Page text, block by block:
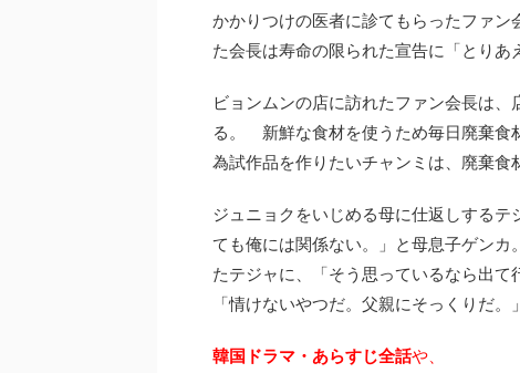
かかりつけの医者に診てもらったファ
た会長は寿命の限られた宣告に「とりあ
ビョンムンの店に訪れたファン会長は
る。 新鮮な食材を使うため毎日廃棄食
為試作品を作りたいチャンミは、廃棄食
ジュニョクをいじめる母に仕返しする
ても俺には関係ない。」と母息子ゲン
たテジャに、「そう思っているなら出て
「情けないやつだ。父親にそっくりだ。
韓国ドラマ・あらすじ全話や、